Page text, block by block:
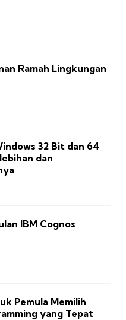
Ramah Lingkungan
32 Bit dan 64
dan
IBM Cognos
Pemula Memilih
yang Tepat